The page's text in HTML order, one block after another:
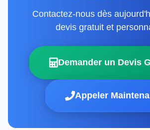
Contactez-nous dès
devis gratuit et
Demander un Devis
Appeler